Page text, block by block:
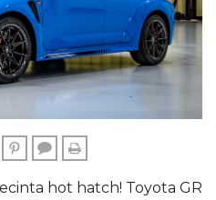
LINKEDINPINTERESTCOMMENTS
hot hatch! Toyota GR